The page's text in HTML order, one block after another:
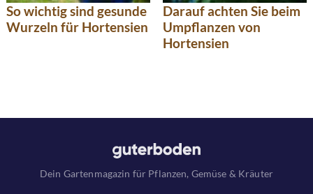
So wichtig sind gesunde
Wurzeln für Hortensien
Darauf achten Sie beim
Umpflanzen von
Hortensien
Dein Gartenmagazin für Pflanzen, Gemüse & Kräuter